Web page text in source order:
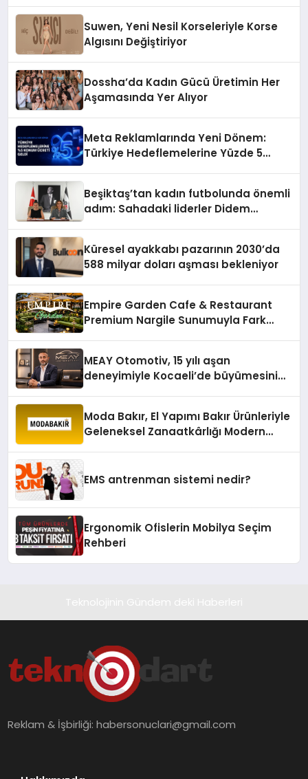
Suwen, Yeni Nesil Korseleriyle Korse
Algısını Değiştiriyor
Dossha’da Kadın Gücü Üretimin Her
Aşamasında Yer Alıyor
Meta Reklamlarında Yeni Dönem:
Türkiye Hedeflemelerine Yüzde 5
Beşiktaş’tan kadın futbolunda önemli
adım: Sahadaki liderler Didem
Küresel ayakkabı pazarının 2030’da
588 milyar doları aşması bekleniyor
Empire Garden Cafe & Restaurant
Premium Nargile Sunumuyla Fark
MEAY Otomotiv, 15 yılı aşan
deneyimiyle Kocaeli’de büyümesini
Moda Bakır, El Yapımı Bakır Ürünleriyle
Geleneksel Zanaatkârlığı Modern
EMS antrenman sistemi nedir?
Ergonomik Ofislerin Mobilya Seçim
Rehberi
Reklam & İşbirliği:habersonuclari@gmail.com